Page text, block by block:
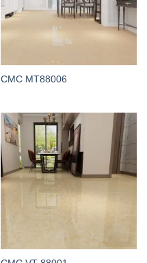
CMC MT88006